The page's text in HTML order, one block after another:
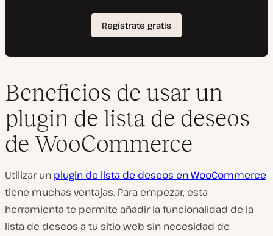
Beneficios de usar un
plugin de lista de deseos
de WooCommerce
Utilizar un plugin de lista de deseos en WooCommerce
tiene muchas ventajas. Para empezar, esta
herramienta te permite añadir la funcionalidad de la
lista de deseos a tu sitio web sin necesidad de